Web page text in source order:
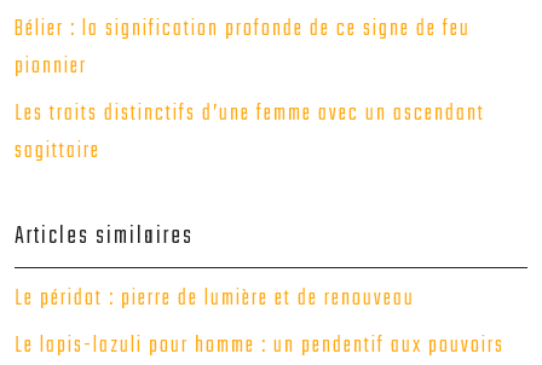
Bélier : la signification profonde de ce signe de feu
pionnier
Les traits distinctifs d’une femme avec un ascendant
sagittaire
Articles similaires
Le péridot : pierre de lumière et de renouveau
Le lapis-lazuli pour homme : un pendentif aux pouvoirs